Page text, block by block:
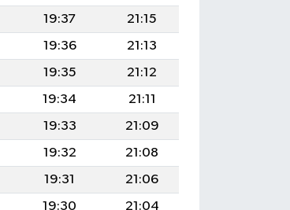
19:37
21:15
19:36
21:13
19:35
21:12
19:34
21:11
19:33
21:09
19:32
21:08
19:31
21:06
19:30
21:04